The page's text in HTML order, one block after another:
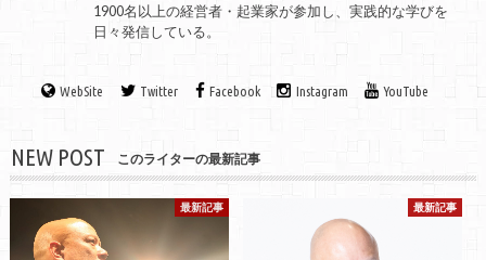
1900名以上の経営者・起業家が参加し、実践的な学びを
日々発信している。
WebSite Twitter Facebook Instagram YouTube
NEW POST このライターの最新記事
最新記事 最新記事